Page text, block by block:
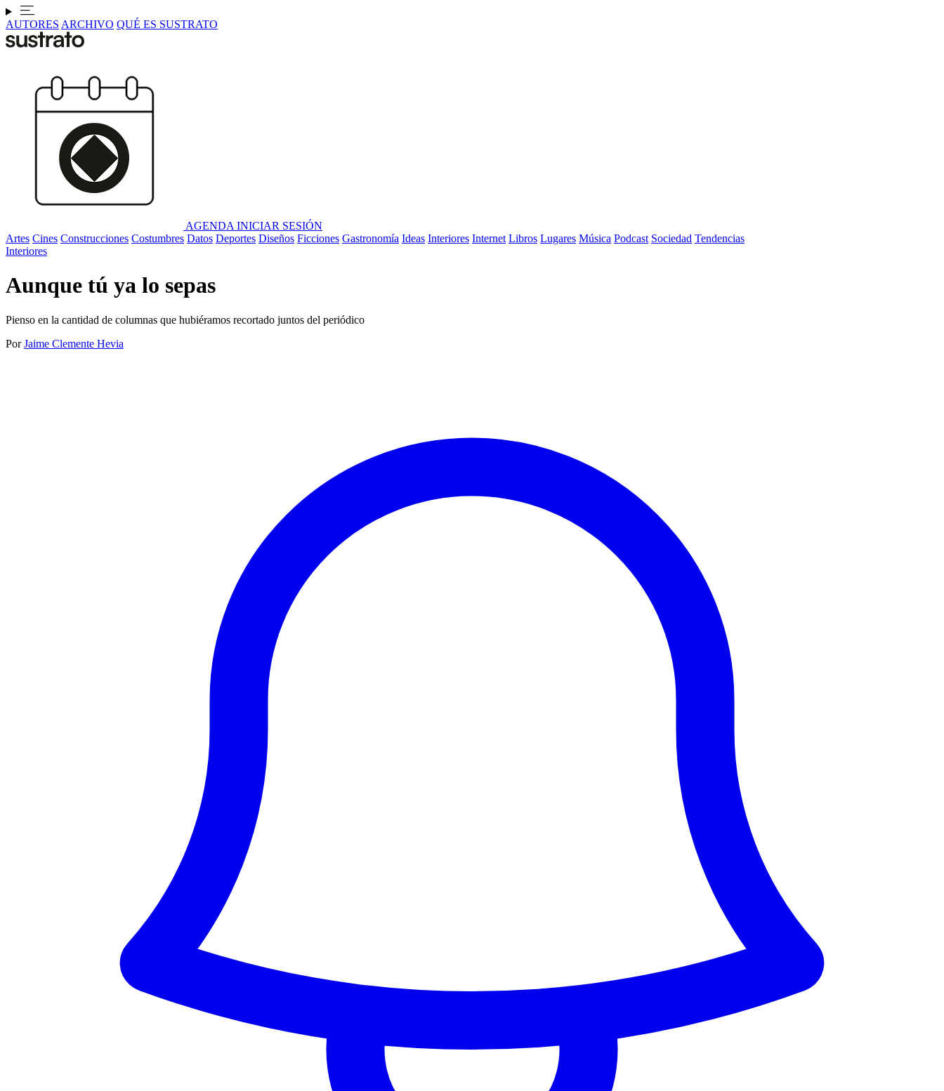
AUTORES ARCHIVO QUÉ ES SUSTRATO
AGENDA INICIAR SESIÓN
Artes Cines Construcciones Costumbres Datos Deportes Diseños Ficciones Gastronomía Ideas Interiores Internet Libros Lugares Música Podcast Sociedad Tendencias
Interiores
Aunque tú ya lo sepas
Pienso en la cantidad de columnas que hubiéramos recortado juntos del periódico
Por Jaime Clemente Hevia